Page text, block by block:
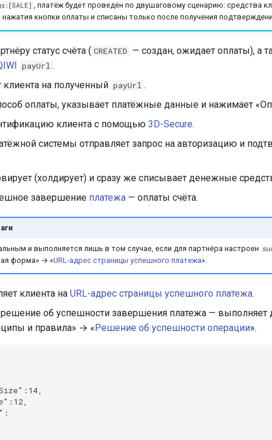
, платёж будет проведён по двушаговому сценарию: средства
кнопки оплаты и списаны только после получения
статус счёта ( CREATED — создан, ожидает оплаты), а
payUrl .
клиента на полученный payUrl .
оплаты, указывает платёжные данные и нажимает
клиента с помощью 3D-Secure.
системы отправляет запрос на авторизацию и
(холдирует) и сразу же списывает денежные
завершение платежа — оплаты счёта.
и выполняется лишь в том случае, если для партнёра настроен
форма» → «URL-адрес страницы успешного платежа».
клиента на URL-адрес страницы успешного платежа.
об успешности завершения платежа — выполняет
и правила» → « Решение об успешности операции».